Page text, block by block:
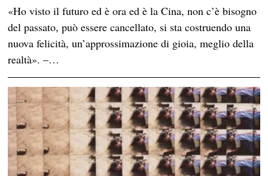
«Ho visto il futuro ed è ora ed è la Cina, non c’è bisogno
del passato, può essere cancellato, si sta costruendo una
nuova felicità, un’approssimazione di gioia, meglio della
realtà». –…